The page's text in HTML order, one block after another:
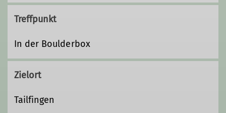
Treffpunkt
In der Boulderbox
Zielort
Tailfingen